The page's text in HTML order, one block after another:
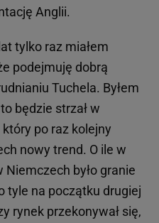
Anglii.
tylko raz miałem
podejmuję dobrą
Tuchela. Byłem
będzie strzał w
po raz kolejny
nowy trend. O ile w
Niemczech było granie
tyle na początku drugiej
rynek przekonywał się,